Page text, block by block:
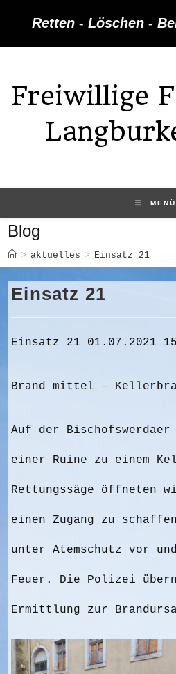
Retten - Löschen -
Freiwillige
MENÜ
Blog
> aktuelles > Einsatz 21
Einsatz 21
Einsatz 21 01.07.2021
Brand mittel –
Auf der
einer Ruine zu einem
Rettungssäge öffneten
einen Zugang zu
unter Atemschutz vor
Feuer. Die Polizei
Ermittlung zur